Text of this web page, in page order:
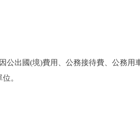
出國(境)費用、公務接待費、公務用
。